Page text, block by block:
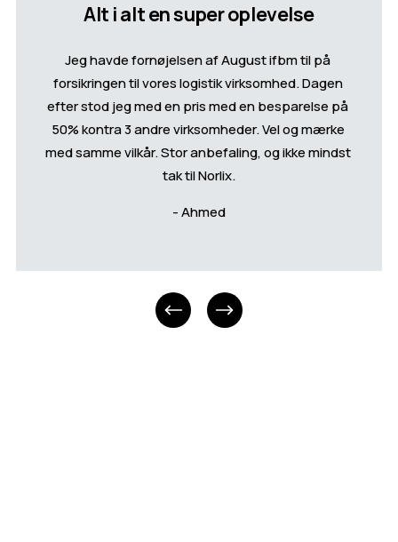
Alt i alt en super oplevelse
Jeg havde fornøjelsen af August ifbm til på
forsikringen til vores logistik virksomhed. Dagen
efter stod jeg med en pris med en besparelse på
50% kontra 3 andre virksomheder. Vel og mærke
med samme vilkår. Stor anbefaling, og ikke mindst
tak til Norlix.
- Ahmed